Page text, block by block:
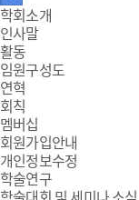
주
메
뉴
학회소개
인사말
활동
임원구성도
연혁
회칙
멤버십
회원가입안내
개인정보수정
학술연구